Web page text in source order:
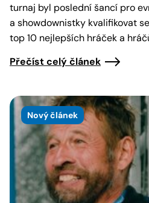
turnaj byl poslední šancí pro
a showdownistky kvalifikovat
top 10 nejlepších hráček a
Přečíst celý článek
Nový článek